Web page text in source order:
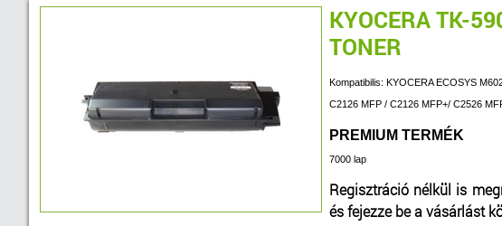
KYOCERA TK-
TONER
Kompatibilis: KYOCERA ECOSYS
C2126 MFP / C2126 MFP+/ C2526
PREMIUM TERMÉK
7000 lap
Regisztráció nélkül is
és fejezze be a vásárlást